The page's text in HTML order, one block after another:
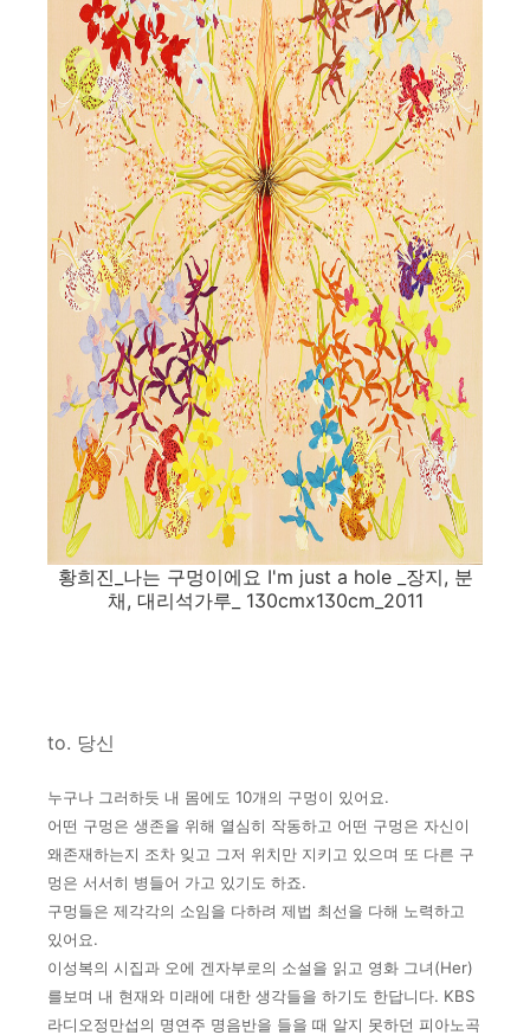
황희진_나는 구멍이에요 I'm just a hole _장지, 분
채, 대리석가루_ 130cmx130cm_2011
to. 당신
누구나 그러하듯 내 몸에도 10개의 구멍이 있어요.
어떤 구멍은 생존을 위해 열심히 작동하고 어떤 구멍은 자신이
왜존재하는지 조차 잊고 그저 위치만 지키고 있으며 또 다른 구
멍은 서서히 병들어 가고 있기도 하죠.
구멍들은 제각각의 소임을 다하려 제법 최선을 다해 노력하고
있어요.
이성복의 시집과 오에 겐자부로의 소설을 읽고 영화 그녀(Her)
를보며 내 현재와 미래에 대한 생각들을 하기도 한답니다. KBS
라디 오정만섭의 명연주 명음반을 들을 때 알지 못하던 피아노곡